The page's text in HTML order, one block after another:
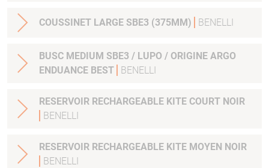
COUSSINET LARGE SBE3 (375MM) BENELLI
BUSC MEDIUM SBE3 / LUPO / ORIGINE ARGO
ENDUANCE BEST
BENELLI
RESERVOIR RECHARGEABLE KITE COURT NOIR
BENELLI
RESERVOIR RECHARGEABLE KITE MOYEN NOIR
BENELLI